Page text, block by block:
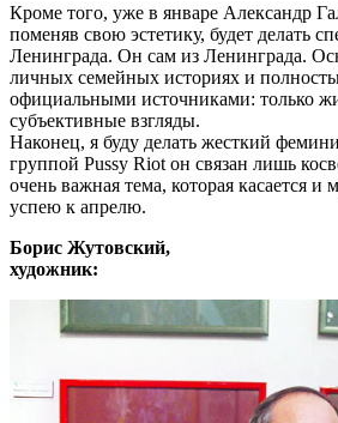
Кроме того, уже в январе Александр
поменяв свою эстетику, будет делать
Ленинграда. Он сам из Ленинграда.
личных семейных историях и
официальными источниками: только
субъективные взгляды.
Наконец, я буду делать жесткий
группой Pussy Riot он связан лишь
очень важная тема, которая касается
успею к апрелю.
Борис Жутовский,
художник: